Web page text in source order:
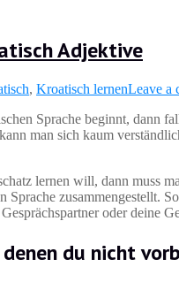
Adjektive
, Kroatisch lernenLeave a
Sprache beginnt, dann
man sich kaum
lernen will, dann muss
zusammengestellt.
oder deine
du nicht